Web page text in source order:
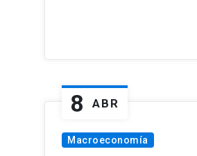
8 ABR
Macroeconomía